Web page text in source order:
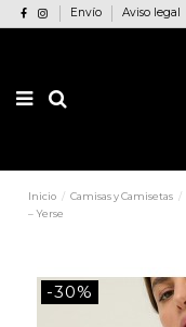
Envío Aviso legal
Inicio Camisas y Camisetas
– Yerse
-30%